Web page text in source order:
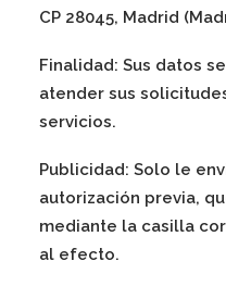
CP 28045, Madrid
Finalidad: Sus datos
atender sus
servicios.
Publicidad: Solo le
autorización previa,
mediante la casilla
al efecto.